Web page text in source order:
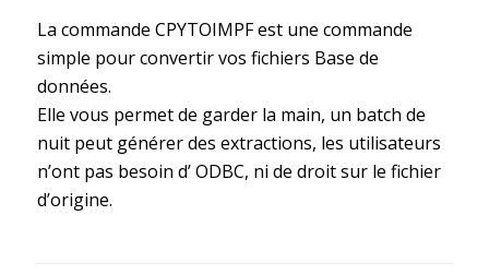
La commande CPYTOIMPF est une commande
simple pour convertir vos fichiers Base de
données.
Elle vous permet de garder la main, un batch de
nuit peut générer des extractions, les utilisateurs
n’ont pas besoin d’ ODBC, ni de droit sur le fichier
d’origine.